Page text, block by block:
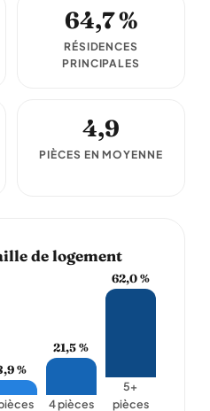
64,7 %
RÉSIDENCES
PRINCIPALES
4,9
PIÈCES EN MOYENNE
de logement
%
21,5 %
4 pièces
62,0 %
5+
pièces